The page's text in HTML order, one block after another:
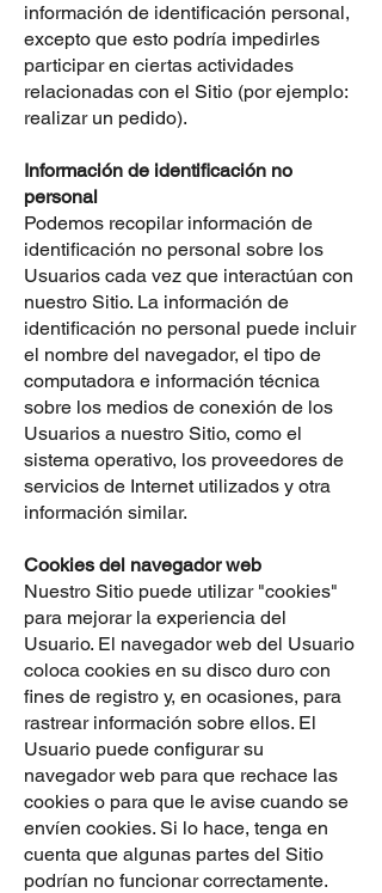
información de identificación personal,
excepto que esto podría impedirles
participar en ciertas actividades
relacionadas con el Sitio (por ejemplo:
realizar un pedido).
Información de identificación no
personal
Podemos recopilar información de
identificación no personal sobre los
Usuarios cada vez que interactúan con
nuestro Sitio. La información de
identificación no personal puede incluir
el nombre del navegador, el tipo de
computadora e información técnica
sobre los medios de conexión de los
Usuarios a nuestro Sitio, como el
sistema operativo, los proveedores de
servicios de Internet utilizados y otra
información similar.
Cookies del navegador web
Nuestro Sitio puede utilizar "cookies"
para mejorar la experiencia del
Usuario. El navegador web del Usuario
coloca cookies en su disco duro con
fines de registro y, en ocasiones, para
rastrear información sobre ellos. El
Usuario puede configurar su
navegador web para que rechace las
cookies o para que le avise cuando se
envíen cookies. Si lo hace, tenga en
cuenta que algunas partes del Sitio
podrían no funcionar correctamente.